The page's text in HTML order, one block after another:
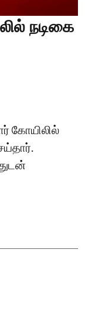
நடிகை
கோயிலில்